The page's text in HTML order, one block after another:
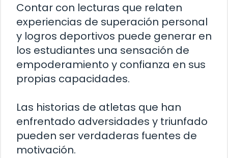
Contar con lecturas que relaten
experiencias de superación personal
y logros deportivos puede generar en
los estudiantes una sensación de
empoderamiento y confianza en sus
propias capacidades.
Las historias de atletas que han
enfrentado adversidades y triunfado
pueden ser verdaderas fuentes de
motivación.